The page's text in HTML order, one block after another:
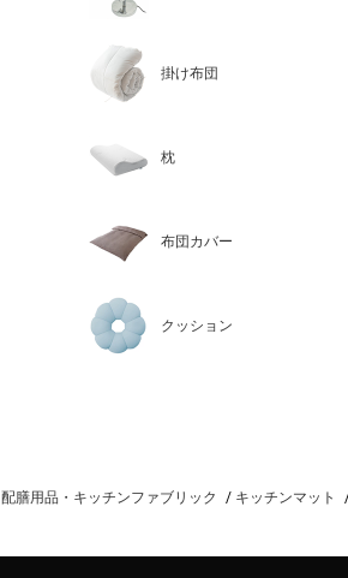
掛け布団
枕
布団カバー
クッション
配膳用品・キッチンファブリック キッチンマット